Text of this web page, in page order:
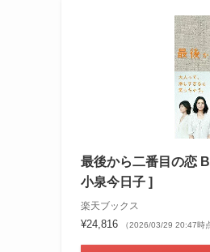
最後から二番目の恋
小泉今日子 ]
楽天ブックス
¥24,816 （2026/03/29 20:47時